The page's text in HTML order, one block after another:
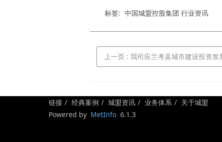
标签: 中国城盟控股集团 行业资讯
上一页 : 我司应兰考县城市建设投资发展
链接 经典案例 城盟资讯 业务体系
关于城盟
Powered by MetInfo 6.1.3